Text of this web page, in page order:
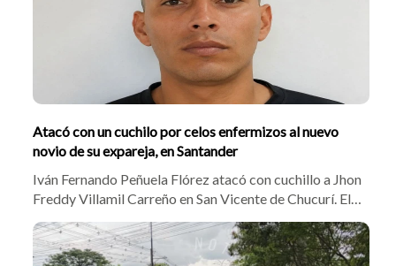
Atacó con un cuchilo por celos enfermizos al nuevo
novio de su expareja, en Santander
Iván Fernando Peñuela Flórez atacó con cuchillo a Jhon
Freddy Villamil Carreño en San Vicente de Chucurí. El
expareja, Lisbeth Lorena García Amaya. La rápida
atención médica salvó a la víctima y Peñuela Flórez fue